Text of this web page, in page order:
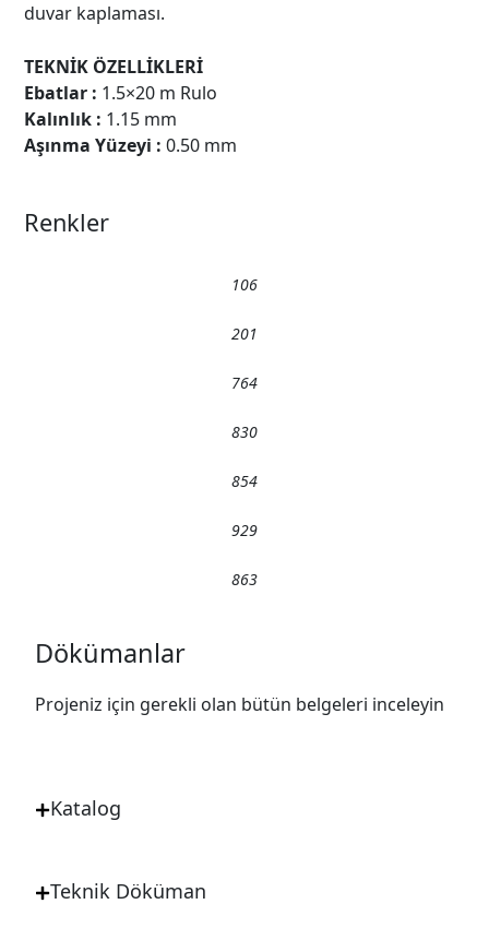
duvar kaplaması.
TEKNİK ÖZELLİKLERİ
Ebatlar : 1.5×20 m Rulo
Kalınlık : 1.15 mm
Aşınma Yüzeyi : 0.50 mm
Renkler
106
201
764
830
854
929
863
Dökümanlar
Projeniz için gerekli olan bütün belgeleri inceleyin
Katalog
Teknik Döküman